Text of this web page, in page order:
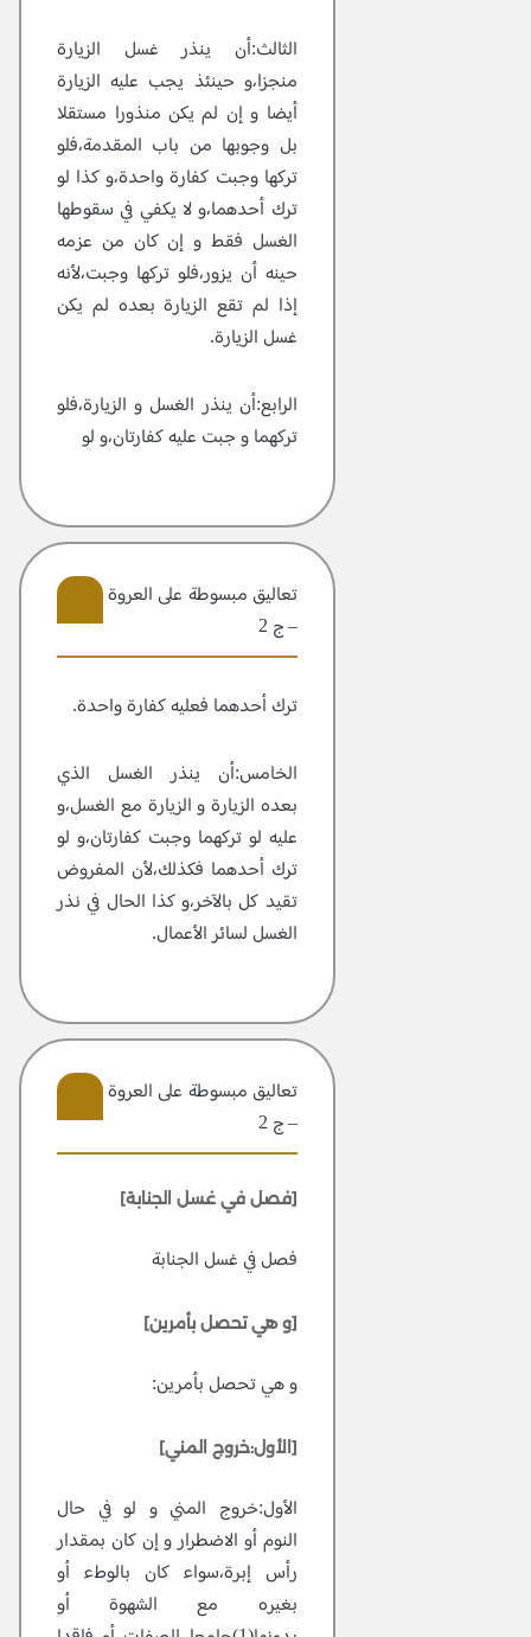
الثالث:أن ينذر غسل الزيارة
منجزا،و حينئذ يجب عليه الزيارة
أيضا و إن لم يكن منذورا مستقلا
بل وجوبها من باب المقدمة،فلو
تركها وجبت كفارة واحدة،و كذا لو
ترك أحدهما،و لا يكفي في سقوطها
الغسل فقط و إن كان من عزمه
حينه أن يزور،فلو تركها وجبت،لأنه
إذا لم تقع الزيارة بعده لم يكن
غسل الزيارة.
الرابع:أن ينذر الغسل و الزيارة،فلو
تركهما و جبت عليه كفارتان،و لو
تعاليق مبسوطة علی العروة الوثقی
– ج 2
ترك أحدهما فعليه كفارة واحدة.
الخامس:أن ينذر الغسل الذي
بعده الزيارة و الزيارة مع الغسل،و
عليه لو تركهما وجبت كفارتان،و لو
ترك أحدهما فكذلك،لأن المفروض
تقيد كل بالآخر،و كذا الحال في نذر
الغسل لسائر الأعمال.
تعاليق مبسوطة علی العروة الوثقی
– ج 2
[فصل في غسل الجنابة]
فصل في غسل الجنابة
[و هي تحصل بأمرين]
و هي تحصل بأمرين:
[الأول:خروج المني]
الأول:خروج المني و لو في حال
النوم أو الاضطرار و إن كان بمقدار
رأس إبرة،سواء كان بالوطء أو
بغيره مع الشهوة أو